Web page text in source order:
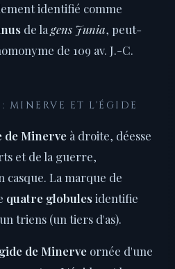
identifié comme
de la gens Junia, peut-
de 109 av. J.-C.
MINERVE ET L'ÉGIDE
de Minerve à droite, déesse
et de la guerre,
casque. La marque de
quatre globulesidentifie
triens (un tiers d'as).
de Minerve ornée d'une